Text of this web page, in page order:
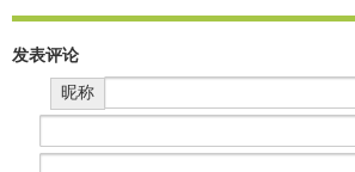
发表评论
昵称